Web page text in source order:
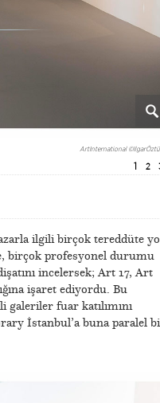
1 2
ArtInternational
ilgili birçok tereddüte
birçok profesyonel durumu
incelersek; Art 17, Art
işaret ediyordu. Bu
galeriler fuar katılımını
İstanbul’a buna paralel